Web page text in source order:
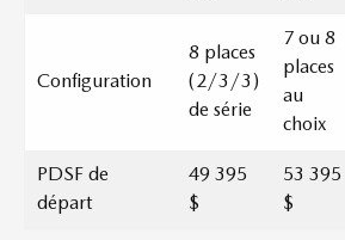
Configuration
8 places
(2/3/3)
de série
7 ou 8
places
au
choix
PDSF de
départ
49 395
$
53 395
$